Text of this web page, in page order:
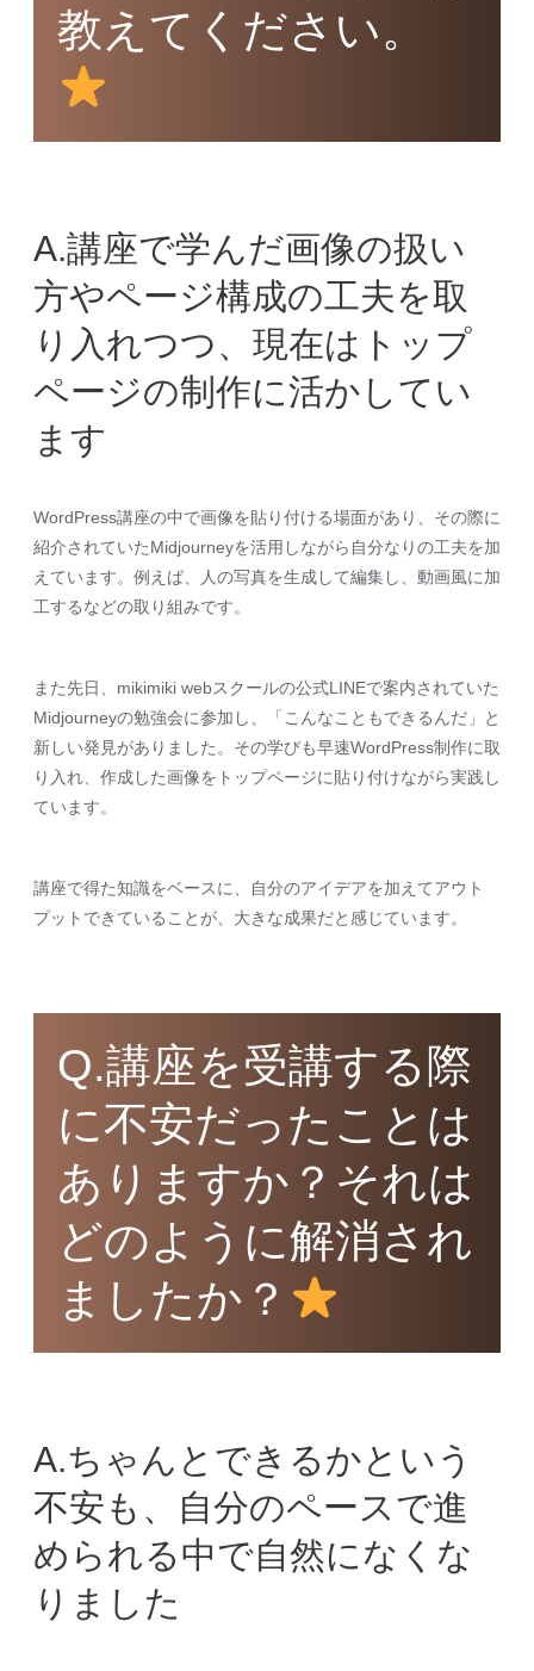
教えてください。
A.講座で学んだ画像の扱い
方やページ構成の工夫を取
り入れつつ、現在はトップ
ページの制作に活かしてい
ます
WordPress講座の中で画像を貼り付ける場面があり、その際に
紹介されていたMidjourneyを活用しながら自分なりの工夫を加
えています。例えば、人の写真を生成して編集し、動画風に加
工するなどの取り組みです。
また先日、mikimiki webスクールの公式LINEで案内されていた
Midjourneyの勉強会に参加し、「こんなこともできるんだ」と
新しい発見がありました。その学びも早速WordPress制作に取
り入れ、作成した画像をトップページに貼り付けながら実践し
ています。
講座で得た知識をベースに、自分のアイデアを加えてアウト
プットできていることが、大きな成果だと感じています。
Q.講座を受講する際
に不安だったことは
ありますか？それは
どのように解消され
ましたか？
A.ちゃんとできるかという
不安も、自分のペースで進
められる中で自然になくな
りました